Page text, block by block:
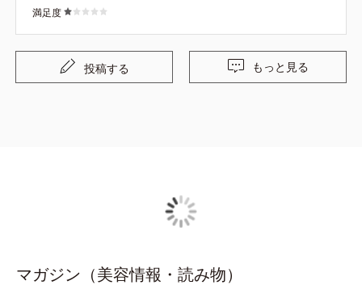
満足度
投稿する もっと見る
マガジン（美容情報・読み物）